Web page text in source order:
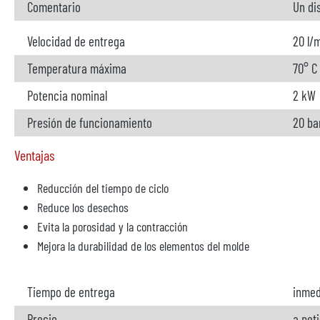
Comentario
Un
Velocidad de entrega
20 l/
Temperatura máxima
70° C
Potencia nominal
2 kW
Presión de funcionamiento
20
Ventajas
Reducción del tiempo de ciclo
Reduce los desechos
Evita la porosidad y la contracción
Mejora la durabilidad de los elementos del molde
Tiempo de entrega